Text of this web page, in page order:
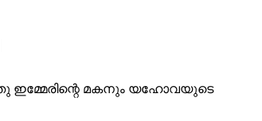
ഇമ്മേരിന്റെ മകനും യഹോവയുടെ